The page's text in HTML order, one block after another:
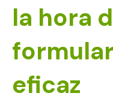
la hora
eficaz